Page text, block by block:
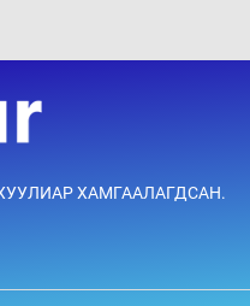
ХУУЛИАР ХАМГААЛАГДСАН.